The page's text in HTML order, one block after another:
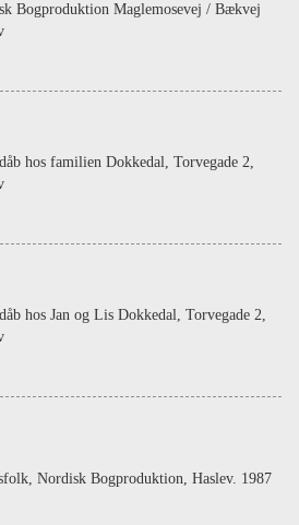
Bogproduktion Maglemosevej / Bækvej
hos familien Dokkedal, Torvegade 2,
hos Jan og Lis Dokkedal, Torvegade 2,
Nordisk Bogproduktion, Haslev. 1987